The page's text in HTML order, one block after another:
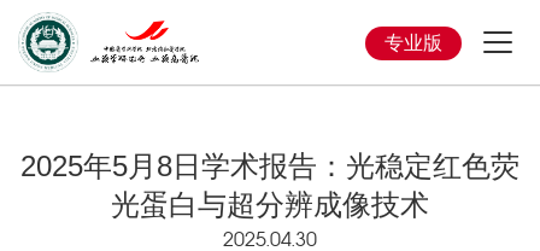
专业版
2025年5月8日学术报告：光稳定红色荧
光蛋白与超分辨成像技术
2025.04.30